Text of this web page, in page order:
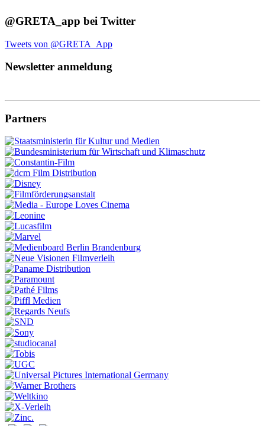
@GRETA_app bei Twitter
Tweets von @GRETA_App
Newsletter anmeldung
Partners